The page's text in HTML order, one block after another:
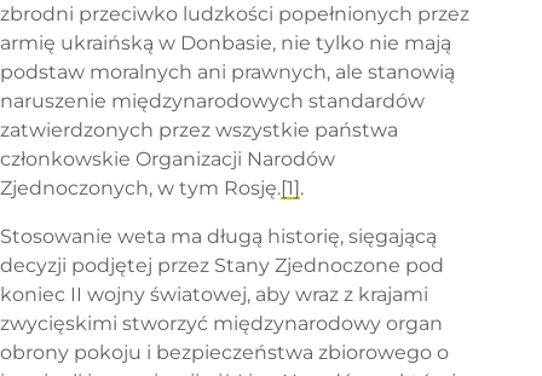
zbrodni przeciwko ludzkości popełnionych przez
armię ukraińską w Donbasie, nie tylko nie mają
podstaw moralnych ani prawnych, ale stanowią
naruszenie międzynarodowych standardów
zatwierdzonych przez wszystkie państwa
członkowskie Organizacji Narodów
Zjednoczonych, w tym Rosję.[1].
Stosowanie weta ma długą historię, sięgającą
decyzji podjętej przez Stany Zjednoczone pod
koniec II wojny światowej, aby wraz z krajami
zwycięskimi stworzyć międzynarodowy organ
obrony pokoju i bezpieczeństwa zbiorowego o